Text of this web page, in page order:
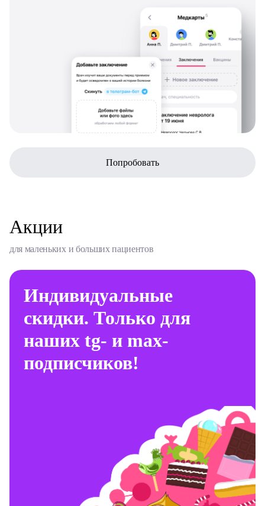
Попробовать
Акции
для маленьких и больших пациентов
Индивидуальные
скидки. Только для
наших tg- и max-
подписчиков!